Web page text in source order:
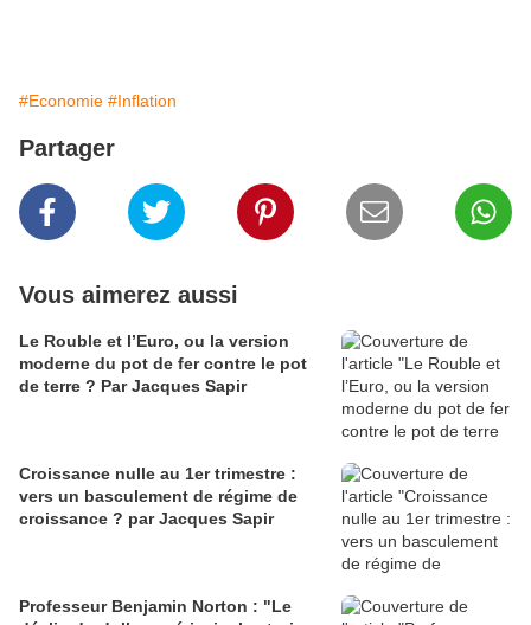
#Economie #Inflation
Partager
Vous aimerez aussi
Le Rouble et l’Euro, ou la version
moderne du pot de fer contre le pot
de terre ? Par Jacques Sapir
Croissance nulle au 1er trimestre :
vers un basculement de régime de
croissance ? par Jacques Sapir
Professeur Benjamin Norton : "Le